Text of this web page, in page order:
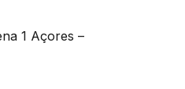
1 Açores –